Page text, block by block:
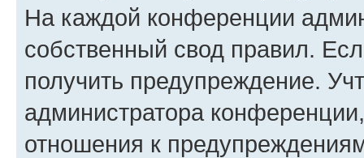
На каждой конференции
собственный свод правил.
получить предупреждение.
администратора
отношения к